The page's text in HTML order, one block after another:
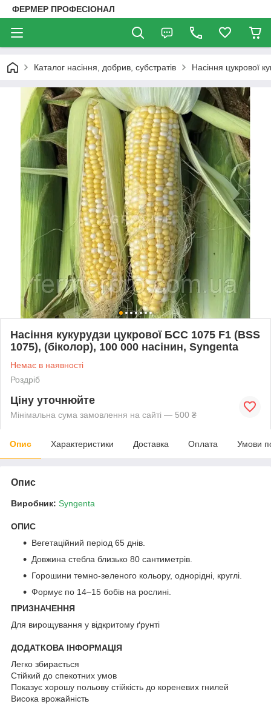
ФЕРМЕР ПРОФЕСІОНАЛ
Каталог насіння, добрив, субстратів Насіння цукрової
Насіння кукурудзи цукрової БСС 1075 F1 (BSS
1075), (біколор), 100 000 насінин, Syngenta
Немає в наявності
Роздріб
Ціну уточнюйте
Мінімальна сума замовлення на сайті — 500 ₴
Опис Характеристики Доставка Оплата Умови
Опис
Виробник: Syngenta
ОПИС
Вегетаційний період 65 днів.
Довжина стебла близько 80 сантиметрів.
Горошини темно-зеленого кольору, однорідні, круглі.
Формує по 14–15 бобів на рослині.
ПРИЗНАЧЕННЯ
Для вирощування у відкритому ґрунті
ДОДАТКОВА ІНФОРМАЦІЯ
Легко збирається
Стійкий до спекотних умов
Показує хорошу польову стійкість до кореневих гнилей
Висока врожайність